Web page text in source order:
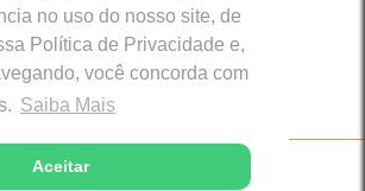
no uso do nosso site, de
Política de Privacidade e,
você concorda com
Saiba Mais
Aceitar
© 2026 - Diocese de Caratinga (MG)